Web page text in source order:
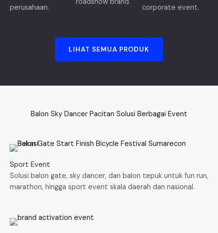
perusahaan.
corporate event.
LIHAT SEMUA PRODUK
Balon Sky Dancer Pacitan Solusi Berbagai Event
Sport Event
Solusi balon gate, sky dancer, dan balon tepuk untuk fun run,
marathon, hingga sport event skala daerah dan nasional.